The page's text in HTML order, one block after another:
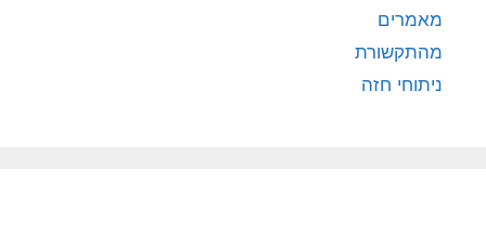
מאמרים
מהתקשורת
ניתוחי חזה